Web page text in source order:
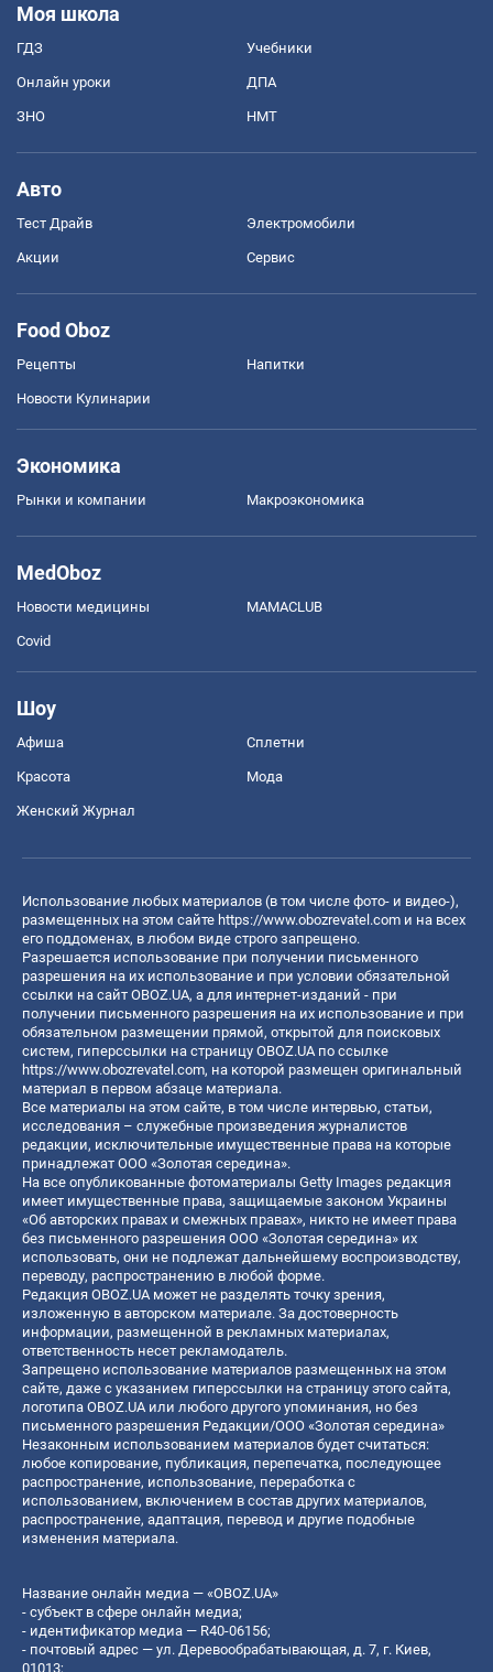
Моя школа
ГДЗ Учебники
Онлайн уроки ДПА
ЗНО НМТ
Авто
Тест Драйв Электромобили
Акции Сервис
Food Oboz
Рецепты Напитки
Новости Кулинарии
Экономика
Рынки и компании Mакроэкономика
MedOboz
Новости медицины MAMACLUB
Covid
Шоу
Афиша Сплетни
Красота Мода
Женский Журнал
Использование любых материалов (в том числе фото- и видео-),
размещенных на этом сайте https://www.obozrevatel.com и на всех
его поддоменах, в любом виде строго запрещено.
Разрешается использование при получении письменного
разрешения на их использование и при условии обязательной
ссылки на сайт OBOZ.UA, а для интернет-изданий - при
получении письменного разрешения на их использование и при
обязательном размещении прямой, открытой для поисковых
систем, гиперссылки на страницу OBOZ.UA по ссылке
https://www.obozrevatel.com, на которой размещен оригинальный
материал в первом абзаце материала.
Все материалы на этом сайте, в том числе интервью, статьи,
исследования – служебные произведения журналистов
редакции, исключительные имущественные права на которые
принадлежат ООО «Золотая середина».
На все опубликованные фотоматериалы Getty Images редакция
имеет имущественные права, защищаемые законом Украины
«Об авторских правах и смежных правах», никто не имеет права
без письменного разрешения ООО «Золотая середина» их
использовать, они не подлежат дальнейшему воспроизводству,
переводу, распространению в любой форме.
Редакция OBOZ.UA может не разделять точку зрения,
изложенную в авторском материале. За достоверность
информации, размещенной в рекламных материалах,
ответственность несет рекламодатель.
Запрещено использование материалов размещенных на этом
сайте, даже с указанием гиперссылки на страницу этого сайта,
логотипа OBOZ.UA или любого другого упоминания, но без
письменного разрешения Редакции/ООО «Золотая середина»
Незаконным использованием материалов будет считаться:
любое копирование, публикация, перепечатка, последующее
распространение, использование, переработка с
использованием, включением в состав других материалов,
распространение, адаптация, перевод и другие подобные
изменения материала.
Название онлайн медиа — «OBOZ.UA»
- субъект в сфере онлайн медиа;
- идентификатор медиа — R40-06156;
- почтовый адрес — ул. Деревообрабатывающая, д. 7, г. Киев,
01013;